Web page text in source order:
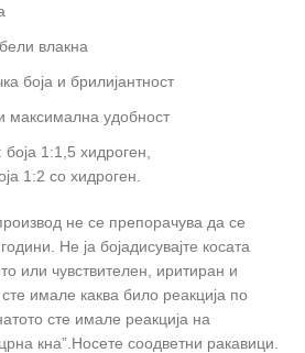
влакна
боја и брилијантност
максимална удобност
1:1,5 хидроген,
1:2 со хидроген.
не се препорачува да се
Не ја бојадисувајте косата
или чувствителен, иритиран и
имале каква било реакција по
сте имале реакција на
кна”.Носете соодветни ракавици.